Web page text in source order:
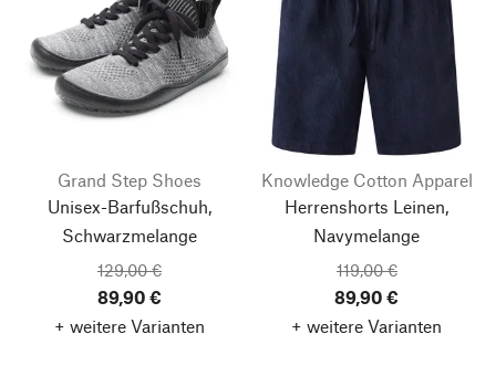
Grand Step Shoes
Unisex-Barfußschuh,
Schwarzmelange
129,00 €
89,90 €
+ weitere Varianten
Knowledge Cotton Apparel
Herrenshorts Leinen,
Navymelange
119,00 €
89,90 €
+ weitere Varianten